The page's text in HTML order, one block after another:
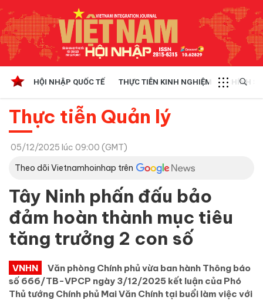
HỘI NHẬP QUỐC TẾ THỰC TIỄN KINH NGHIỆM CHÍNH
Thực tiễn Quản lý
05/12/2025 lúc 09:00 (GMT)
Theo dõi Vietnamhoinhap trên
Tây Ninh phấn đấu bảo
đảm hoàn thành mục tiêu
tăng trưởng 2 con số
VNHN
Văn phòng Chính phủ vừa ban hành Thông báo
số 666/TB-VPCP ngày 3/12/2025 kết luận của Phó
Thủ tướng Chính phủ Mai Văn Chính tại buổi làm việc với